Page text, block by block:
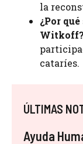
la
¿Por
Witkoff?
cataríes.
ÚLTIMAS
Ayuda